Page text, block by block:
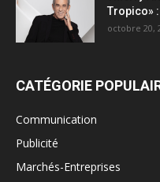
Tropico»
octobre 20,
CATÉGORIE
Communication
Publicité
Marchés-Entreprises